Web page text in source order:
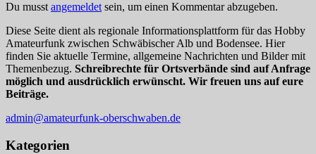
Du musst angemeldet sein, um einen Kommentar abzugeben.
Diese Seite dient als regionale Informationsplattform für das Hobby
Amateurfunk zwischen Schwäbischer Alb und Bodensee. Hier
finden Sie aktuelle Termine, allgemeine Nachrichten und Bilder mit
Themenbezug. Schreibrechte für Ortsverbände sind auf Anfrage
möglich und ausdrücklich erwünscht. Wir freuen uns auf eure
Beiträge.
admin@amateurfunk-oberschwaben.de
Kategorien